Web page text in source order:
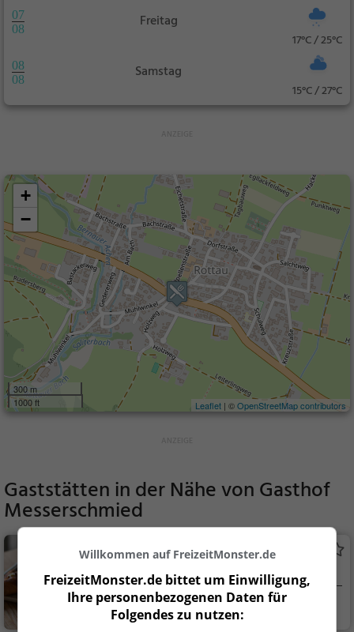
07
08
Freitag
17°C / 25°C
08
08
Samstag
15°C / 27°C
+
−
300 m
1000 ft
Leaflet | ©OpenStreetMap contributors
Gaststätten in der Nähe vonGasthof
Messerschmied
Cafe Wastelbauerhof
Café in Bernau am Chiemsee
Bernau am Chiems
ee
Café, Kaffee / Kuc
hen, Frühstück, Gebä
Willkommen auf FreizeitMonster.de
FreizeitMonster.de bittet um Einwilligung,
Ihre personenbezogenen Daten für
Folgendes zu nutzen: